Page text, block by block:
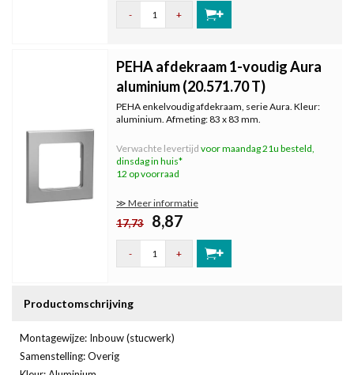
- +
PEHA afdekraam 1-voudig Aura
aluminium (20.571.70 T)
PEHA enkelvoudig afdekraam, serie Aura. Kleur:
aluminium. Afmeting: 83 x 83 mm.
Verwachte levertijd voor maandag 21u besteld,
dinsdag in huis*
12 op voorraad
≫ Meer informatie
17,73 8,87
- +
Productomschrijving
Montagewijze: Inbouw (stucwerk)
Samenstelling: Overig